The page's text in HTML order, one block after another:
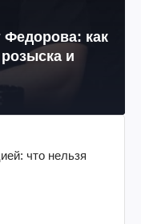
как
и
что нельзя